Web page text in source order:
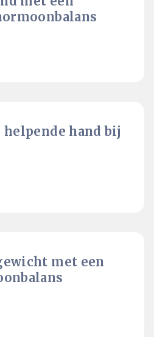
hand bij
met een